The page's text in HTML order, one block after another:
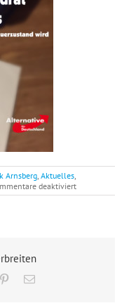
Arnsberg Aktuelles
deaktiviertfür
Offener
Pinterest
E-